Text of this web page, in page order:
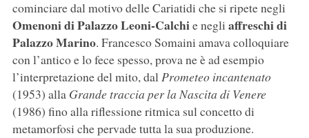
cominciare dal motivo delle Cariatidi che si ripete negli
Omenoni di Palazzo Leoni-Calchie negli affreschi di
Palazzo Marino. Francesco Somaini amava colloquiare
con l’antico e lo fece spesso, prova ne è ad esempio
l’interpretazione del mito, dalPrometeo incantenato
(1953) alla Grande traccia per la Nascita di Venere
(1986) fino alla riflessione ritmica sul concetto di
metamorfosi che pervade tutta la sua produzione.